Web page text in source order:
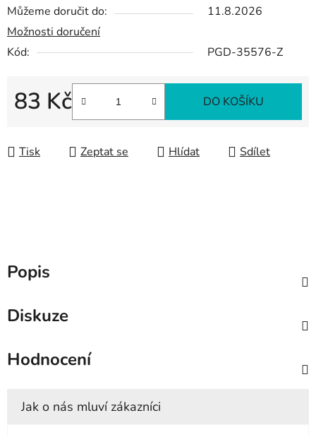
Můžeme doručit do:
11.8.2026
Možnosti doručení
Kód:
PGD-35576-Z
83 Kč
Měrná cena:
DO KOŠÍKU
Tisk Zeptat se Hlídat Sdílet
Popis
Diskuze
Hodnocení